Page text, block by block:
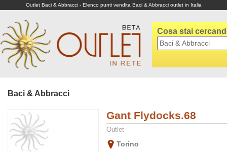
Outlet Baci & Abbracci - Elenco punti vendita Baci & Abbracci outlet in Italia
Cosa stai
Baci & Abbracci
Gant Flydocks.68
Outlet
Torino